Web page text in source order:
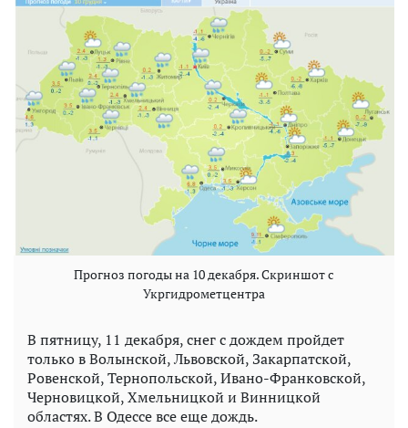
Прогноз погоды на 10 декабря. Скриншот с
Укргидрометцентра
В пятницу, 11 декабря, снег с дождем пройдет
только в Волынской, Львовской, Закарпатской,
Ровенской, Тернопольской, Ивано-Франковской,
Черновицкой, Хмельницкой и Винницкой
областях. В Одессе все еще дождь.